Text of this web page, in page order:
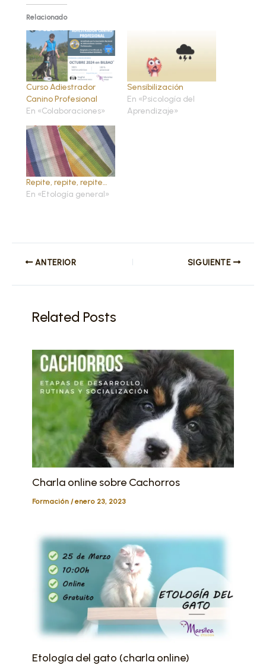
Relacionado
Curso Adiestrador
Canino Profesional
En «Colaboraciones»
Sensibilización
En «Psicología del
Aprendizaje»
Repite, repite, repite…
En «Etología general»
ANTERIOR SIGUIENTE
Related Posts
Charla online sobre Cachorros
Formación /enero 23, 2023
Etología del gato (charla online)